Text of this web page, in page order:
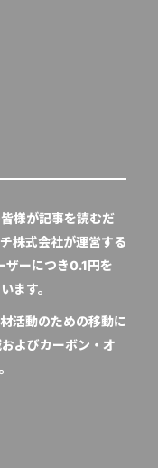
様が記事を読むだ
株式会社が運営する
ザーにつき0.1円を
ます。
活動のための移動に
よびカーボン・オ